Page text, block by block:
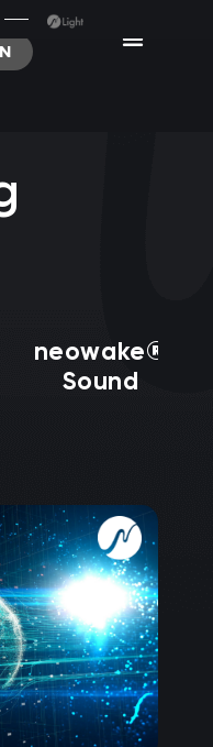
neowake®
Sound